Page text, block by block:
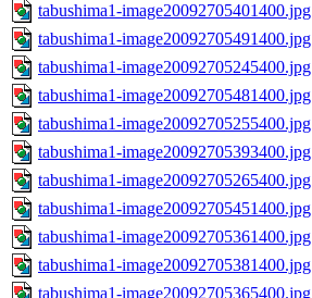
tabushima1-image20092705401400.jpg
tabushima1-image20092705491400.jpg
tabushima1-image20092705245400.jpg
tabushima1-image20092705481400.jpg
tabushima1-image20092705255400.jpg
tabushima1-image20092705393400.jpg
tabushima1-image20092705265400.jpg
tabushima1-image20092705451400.jpg
tabushima1-image20092705361400.jpg
tabushima1-image20092705381400.jpg
tabushima1-image20092705365400.jpg